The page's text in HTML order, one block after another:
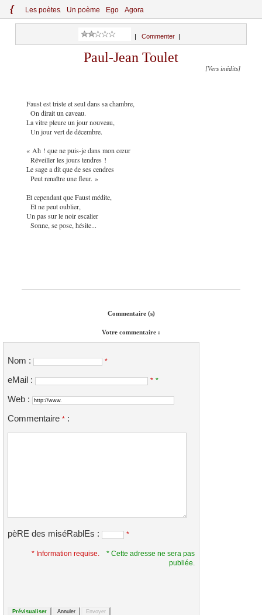
{ Les poètes Un poème Ego Agora
Commenter
Paul-Jean Toulet
[Vers inédits]
Faust est triste et seul dans sa chambre,
On dirait un caveau.
La vitre pleure un jour nouveau,
Un jour vert de décembre.
« Ah ! que ne puis-je dans mon cœur
Réveiller les jours tendres !
Le sage a dit que de ses cendres
Peut renaître une fleur. »
Et cependant que Faust médite,
Et ne peut oublier,
Un pas sur le noir escalier
Sonne, se pose, hésite...
Commentaire (s)
Votre commentaire :
Nom : *
eMail : * *
Web :
Commentaire * :
pèRE des miséRablEs : *
* Information requise.
* Cette adresse ne sera pas
publiée.